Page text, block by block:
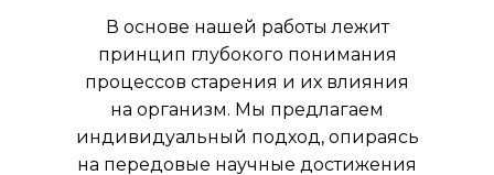
В основе нашей работы лежит
принцип глубокого понимания
процессов старения и их влияния
на организм. Мы предлагаем
индивидуальный подход, опираясь
на передовые научные достижения